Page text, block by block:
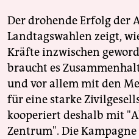
Der drohende Erfolg der
Landtagswahlen zeigt,
Kräfte inzwischen
braucht es
und vor allem mit den
für eine starke
kooperiert deshalb mit
Zentrum". Die